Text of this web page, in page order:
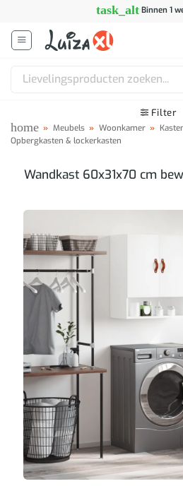
inhoud
task_alt Binnen 1
Zoeken
Filter
home » Meubels » Woonkamer »
Opbergkasten & lockerkasten
Wandkast 60x31x70 cm